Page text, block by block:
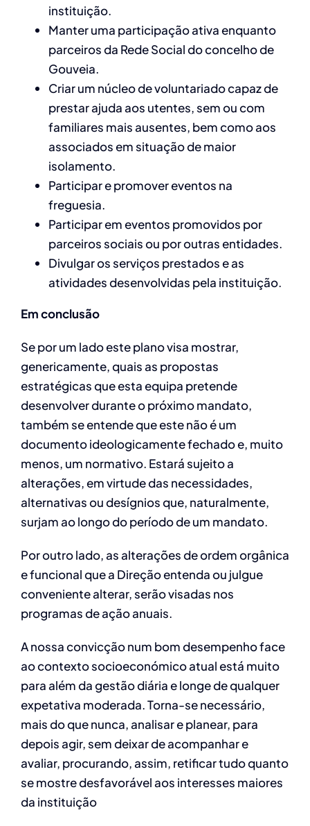
instituição.
Manter uma participação ativa enquanto
parceiros da Rede Social do concelho de
Gouveia.
Criar um núcleo de voluntariado capaz de
prestar ajuda aos utentes, sem ou com
familiares mais ausentes, bem como aos
associados em situação de maior
isolamento.
Participar e promover eventos na
freguesia.
Participar em eventos promovidos por
parceiros sociais ou por outras entidades.
Divulgar os serviços prestados e as
atividades desenvolvidas pela instituição.
Em conclusão
Se por um lado este plano visa mostrar,
genericamente, quais as propostas
estratégicas que esta equipa pretende
desenvolver durante o próximo mandato,
também se entende que este não é um
documento ideologicamente fechado e, muito
menos, um normativo. Estará sujeito a
alterações, em virtude das necessidades,
alternativas ou desígnios que, naturalmente,
surjam ao longo do período de um mandato.
Por outro lado, as alterações de ordem orgânica
e funcional que a Direção entenda ou julgue
conveniente alterar, serão visadas nos
programas de ação anuais.
A nossa convicção num bom desempenho face
ao contexto socioeconómico atual está muito
para além da gestão diária e longe de qualquer
expetativa moderada. Torna-se necessário,
mais do que nunca, analisar e planear, para
depois agir, sem deixar de acompanhar e
avaliar, procurando, assim, retificar tudo quanto
se mostre desfavorável aos interesses maiores
da instituição